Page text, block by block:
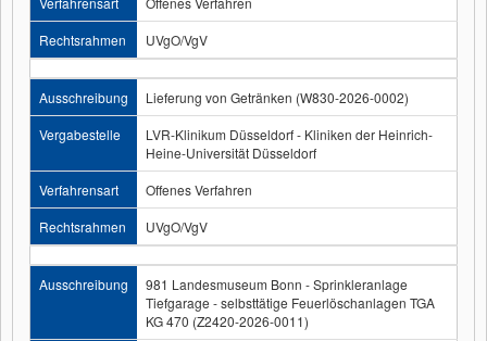
Rechtsrahmen
UVgO/VgV
Ausschreibung
Lieferung von Getränken (W830-2026-0002)
Vergabestelle
LVR-Klinikum Düsseldorf - Kliniken der Heinrich-
Heine-Universität Düsseldorf
Verfahrensart
Offenes Verfahren
Rechtsrahmen
UVgO/VgV
Ausschreibung
981 Landesmuseum Bonn - Sprinkleranlage
Tiefgarage - selbsttätige Feuerlöschanlagen TGA
KG 470 (Z2420-2026-0011)